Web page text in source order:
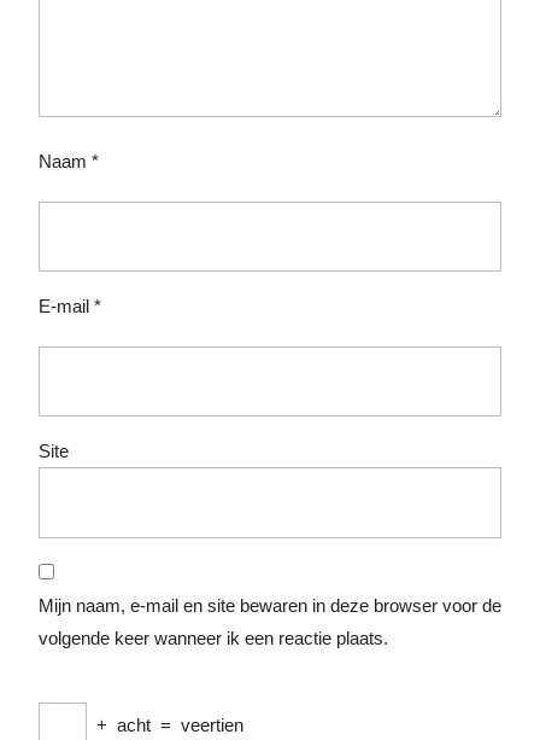
Naam *
E-mail *
Site
Mijn naam, e-mail en site bewaren in deze browser voor de
volgende keer wanneer ik een reactie plaats.
+ acht = veertien